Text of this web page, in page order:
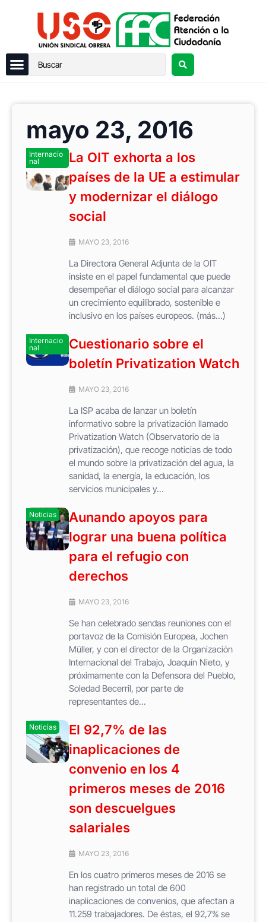
mayo 23, 2016
Internacio
nal
La OIT exhorta a los
países de la UE a estimular
y modernizar el diálogo
social
MAYO 23, 2016
La Directora General Adjunta de la OIT
insiste en el papel fundamental que puede
desempeñar el diálogo social para alcanzar
un crecimiento equilibrado, sostenible e
inclusivo en los países europeos. (más…)
Internacio
nal
Cuestionario sobre el
boletín Privatization Watch
MAYO 23, 2016
La ISP acaba de lanzar un boletín
informativo sobre la privatización llamado
Privatization Watch (Observatorio de la
privatización), que recoge noticias de todo
el mundo sobre la privatización del agua, la
sanidad, la energía, la educación, los
servicios municipales y...
Noticias
Aunando apoyos para
lograr una buena política
para el refugio con
derechos
MAYO 23, 2016
Se han celebrado sendas reuniones con el
portavoz de la Comisión Europea, Jochen
Müller, y con el director de la Organización
Internacional del Trabajo, Joaquín Nieto, y
próximamente con la Defensora del Pueblo,
Soledad Becerril, por parte de
representantes de...
Noticias
El 92,7% de las
inaplicaciones de
convenio en los 4
primeros meses de 2016
son descuelgues
salariales
MAYO 23, 2016
En los cuatro primeros meses de 2016 se
han registrado un total de 600
inaplicaciones de convenios, que afectan a
11.259 trabajadores. De éstas, el 92,7% se